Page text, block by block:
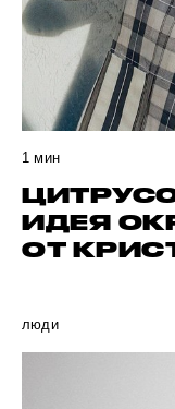
1 мин
ИДЕЯ
ОТ
люди